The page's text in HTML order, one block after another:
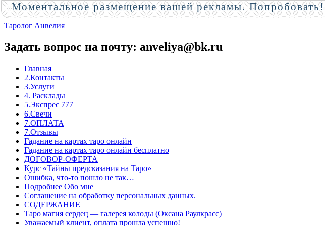
Таролог Анвелия
Задать вопрос на почту: anveliya@bk.ru
Главная
2.Контакты
3.Услуги
4. Расклады
5.Экспрес 777
6.Свечи
7.ОПЛАТА
7.Отзывы
Гадание на картах таро онлайн
Гадание на картах таро онлайн бесплатно
ДОГОВОР-ОФЕРТА
Курс «Тайны предсказания на Таро»
Ошибка, что-то пошло не так…
Подробнее Обо мне
Соглашение на обработку персональных данных.
СОДЕРЖАНИЕ
Таро магия сердец — галерея колоды (Оксана Раулкрасс)
Уважаемый клиент, оплата прошла успешно!
Моментальное размещение вашей рекламы. Попробовать!